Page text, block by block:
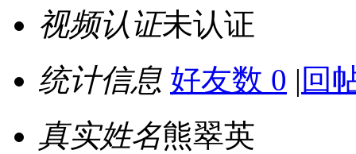
视频认证未认证
统计信息 好友数 0 | 回
真实姓名熊翠英